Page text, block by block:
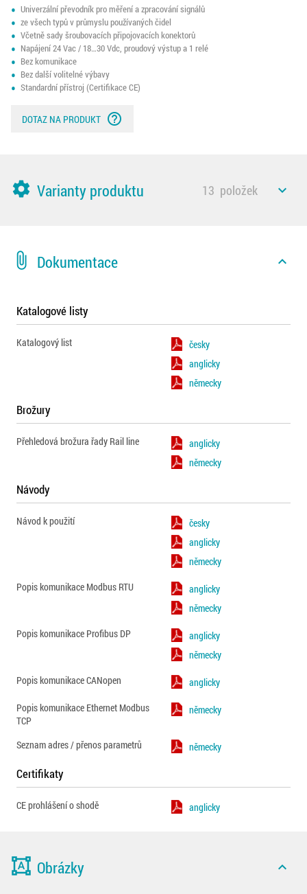
Univerzální převodník pro měření a zpracování signálů
ze všech typů v průmyslu používaných čidel
Včetně sady šroubovacích připojovacích konektorů
Napájení 24 Vac / 18…30 Vdc, proudový výstup a 1 relé
Bez komunikace
Bez další volitelné výbavy
Standardní přístroj (Certifikace CE)
DOTAZ NA PRODUKT help_outline
settings Varianty produktu 13 položek expand_less
attach_file Dokumentace expand_less
Katalogové listy
Katalogový list
česky
anglicky
německy
Brožury
Přehledová brožura řady Rail line
anglicky
německy
Návody
Návod k použití
česky
anglicky
německy
Popis komunikace Modbus RTU
anglicky
německy
Popis komunikace Profibus DP
anglicky
německy
Popis komunikace CANopen
anglicky
Popis komunikace Ethernet Modbus
TCP
německy
Seznam adres / přenos parametrů německy
Certifikaty
CE prohlášení o shodě anglicky
format_shapes Obrázky expand_less